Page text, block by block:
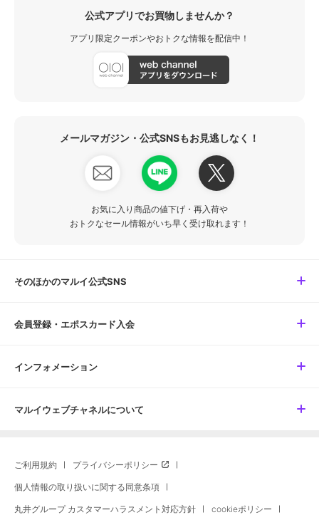
公式アプリでお買物しませんか？
アプリ限定クーポンやおトクな情報を配信中！
メールマガジン・公式SNSもお見逃しなく！
お気に入り商品の値下げ・再入荷や
おトクなセール情報がいち早く受け取れます！
そのほかのマルイ公式SNS
会員登録・エポスカード入会
インフォメーション
マルイウェブチャネルについて
ご利用規約 プライバシーポリシー
個人情報の取り扱いに関する同意条項
丸井グループ カスタマーハラスメント対応方針 cookieポリシー